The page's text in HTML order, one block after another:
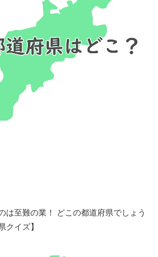
は至難の業！ どこの都道府県でしょう
クイズ】